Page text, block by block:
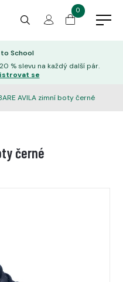
0
School
% slevu na každý další pár.
se
AVILA zimní boty černé
černé